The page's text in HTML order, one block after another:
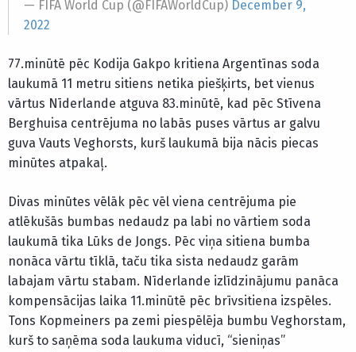
— FIFA World Cup (@FIFAWorldCup) December 9,
2022
77.minūtē pēc Kodija Gakpo kritiena Argentīnas soda
laukumā 11 metru sitiens netika piešķirts, bet vienus
vārtus Nīderlande atguva 83.minūtē, kad pēc Stīvena
Berghuisa centrējuma no labās puses vārtus ar galvu
guva Vauts Veghorsts, kurš laukumā bija nācis piecas
minūtes atpakaļ.
Divas minūtes vēlāk pēc vēl viena centrējuma pie
atlēkušās bumbas nedaudz pa labi no vārtiem soda
laukumā tika Lūks de Jongs. Pēc viņa sitiena bumba
nonāca vārtu tīklā, taču tika sista nedaudz garām
labajam vārtu stabam. Nīderlande izlīdzinājumu panāca
kompensācijas laika 11.minūtē pēc brīvsitiena izspēles.
Tons Kopmeiners pa zemi piespēlēja bumbu Veghorstam,
kurš to saņēma soda laukuma viducī, “sieniņas”